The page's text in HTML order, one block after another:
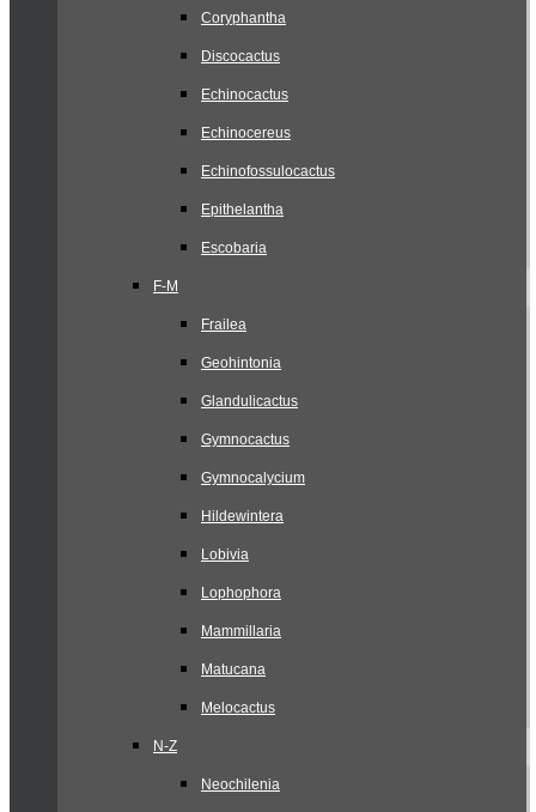
Coryphantha
Discocactus
Echinocactus
Echinocereus
Echinofossulocactus
Epithelantha
Escobaria
F-M
Frailea
Geohintonia
Glandulicactus
Gymnocactus
Gymnocalycium
Hildewintera
Lobivia
Lophophora
Mammillaria
Matucana
Melocactus
N-Z
Neochilenia